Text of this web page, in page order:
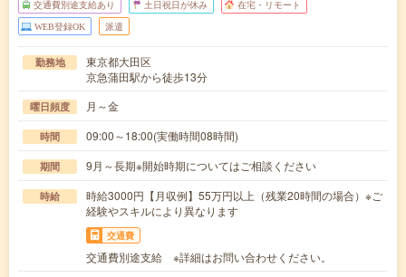
交通費別途支給あり 土日祝日が休み 在宅・リモート
WEB登録OK 派遣
勤務地
東京都大田区
京急蒲田駅から徒歩13分
曜日頻度 月～金
時間 09:00～18:00(実働時間08時間)
期間 9月～長期※開始時期についてはご相談ください
時給
時給3000円【月収例】55万円以上（残業20時間の場合）※ご
経験やスキルにより異なります
交通費
交通費別途支給 ※詳細はお問い合わせください。